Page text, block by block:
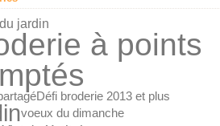
(14)
jardin
à points
Défi broderie 2013 et plus
voeux du dimanche